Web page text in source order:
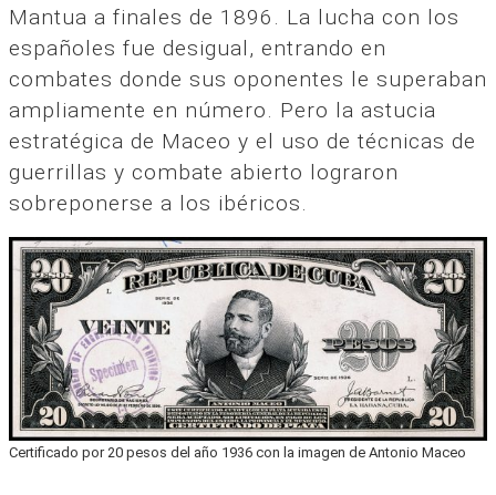
Mantua a finales de 1896. La lucha con los
españoles fue desigual, entrando en
combates donde sus oponentes le superaban
ampliamente en número. Pero la astucia
estratégica de Maceo y el uso de técnicas de
guerrillas y combate abierto lograron
sobreponerse a los ibéricos.
Certificado por 20 pesos del año 1936 con la imagen de Antonio Maceo